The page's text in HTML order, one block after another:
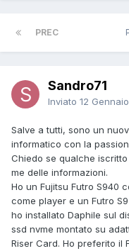
PREC
Sandro71
Inviato 12 Gennaio
Salve a tutti, sono un
informatico con la
Chiedo se qualche
me delle informazioni.
Ho un Fujitsu Futro S940
come player e un Futro
ho installato Daphile sul
ssd nvme montato su
Riser Card. Ho preferito il